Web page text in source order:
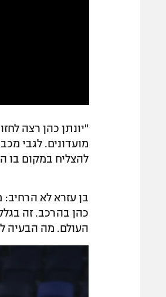
"יונתן כהן רצה
מועדונים. לגבי
להצליח במקום בו
בן עזרא לא
כהן בהרכב. זה
העולם. מה הבעיה